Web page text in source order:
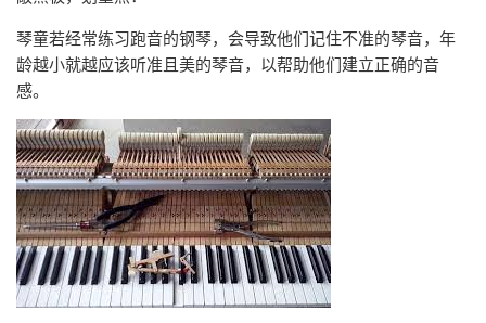
琴童若经常练习跑音的钢琴，会导致他们记住不准的琴音，年
龄越小就越应该听准且美的琴音，以帮助他们建立正确的音
感。